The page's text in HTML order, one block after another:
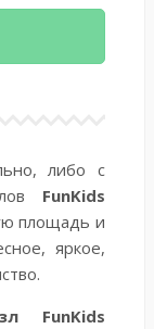
либо с
FunKids
площадь и
яркое,
FunKids